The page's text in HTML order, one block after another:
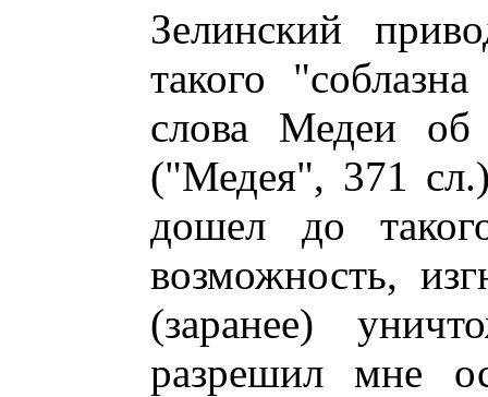
Зелинский
такого
слова Медеи
("Медея", 371
дошел до
возможность,
(заранее)
разрешил мне